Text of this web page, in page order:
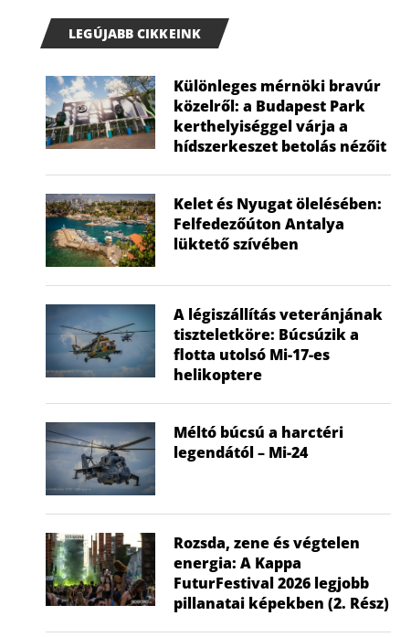
LEGÚJABB CIKKEINK
Különleges mérnöki bravúr
közelről: a Budapest Park
kerthelyiséggel várja a
hídszerkeszet betolás nézőit
Kelet és Nyugat ölelésében:
Felfedezőúton Antalya
lüktető szívében
A légiszállítás veteránjának
tiszteletköre: Búcsúzik a
flotta utolsó Mi-17-es
helikoptere
Méltó búcsú a harctéri
legendától – Mi-24
Rozsda, zene és végtelen
energia: A Kappa
FuturFestival 2026 legjobb
pillanatai képekben (2. Rész)